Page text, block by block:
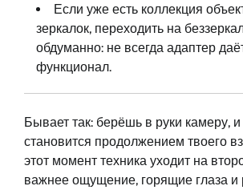
Если уже есть коллекция
зеркалок, переходить на
обдуманно: не всегда адаптер
функционал.
Бывает так: берёшь в руки камеру,
становится продолжением твоего
этот момент техника уходит на
важнее ощущение, горящие глаза и